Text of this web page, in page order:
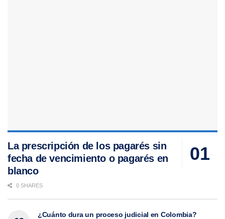
La prescripción de los pagarés sin
fecha de vencimiento o pagarés en
blanco
0 SHARES
¿Cuánto dura un proceso judicial en Colombia?